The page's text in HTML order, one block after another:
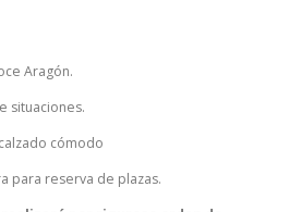
Aragón.
situaciones.
cómodo
para reserva de plazas.